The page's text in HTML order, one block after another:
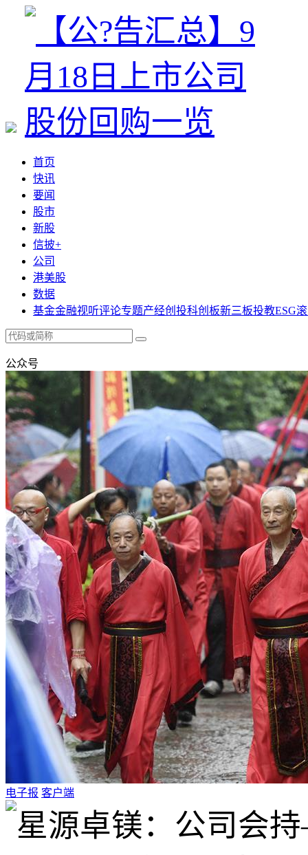
首页
快讯
要闻
股市
新股
信披+
公司
港美股
数据
基金金融视听评论专题产经创投科创板新三板投教ESG
公众号
电子报 客户端